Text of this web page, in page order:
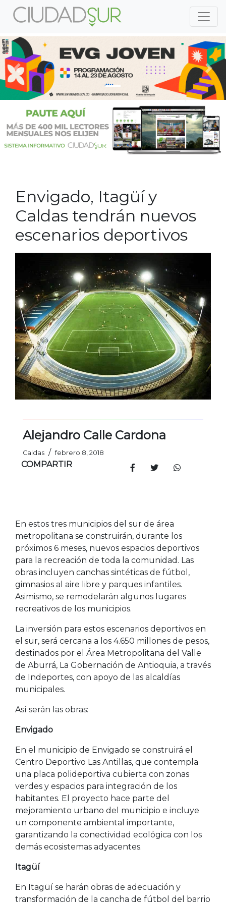
Previous
Previous
Envigado, Itagüí y
Caldas tendrán nuevos
escenarios deportivos
Alejandro Calle Cardona
Caldas / febrero 8, 2018
COMPARTIR
En estos tres municipios del sur de área
metropolitana se construirán, durante los
próximos 6 meses, nuevos espacios deportivos
para la recreación de toda la comunidad. Las
obras incluyen canchas sintéticas de fútbol,
gimnasios al aire libre y parques infantiles.
Asimismo, se remodelarán algunos lugares
recreativos de los municipios.
La inversión para estos escenarios deportivos en
el sur, será cercana a los 4.650 millones de pesos,
destinados por el Área Metropolitana del Valle
de Aburrá, La Gobernación de Antioquia, a través
de Indeportes, con apoyo de las alcaldías
municipales.
Así serán las obras:
Envigado
En el municipio de Envigado se construirá el
Centro Deportivo Las Antillas, que contempla
una placa polideportiva cubierta con zonas
verdes y espacios para integración de los
habitantes. El proyecto hace parte del
mejoramiento urbano del municipio e incluye
un componente ambiental importante,
garantizando la conectividad ecológica con los
demás ecosistemas adyacentes.
Itagüí
En Itagüí se harán obras de adecuación y
transformación de la cancha de fútbol del barrio